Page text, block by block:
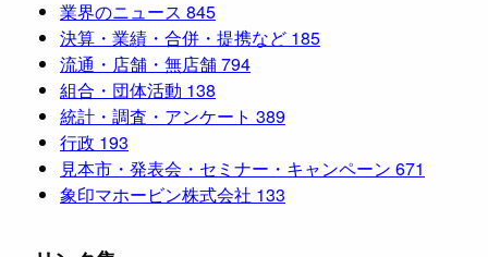
業界のニュース 845
決算・業績・合併・提携など 185
流通・店舗・無店舗794
組合・団体活動 138
統計・調査・アンケート 389
行政 193
見本市・発表会・セミナー・キャンペーン 671
象印マホービン株式会社 133